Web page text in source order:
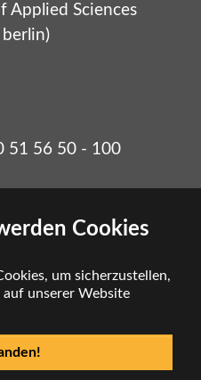
Cookies
um sicherzustellen,
auf unserer Website
Applied Sciences
berlin)
51 56 50 - 100